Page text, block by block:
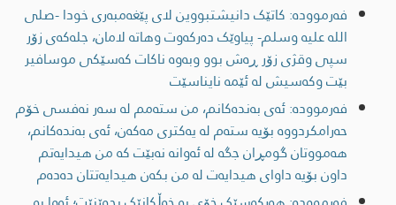
فەرموودە: کاتێک دانیشتبووین لای پێغەمبەری خودا -صلى
اللە علیە وسلم- پیاوێک دەرکەوت وهاتە لامان، جلەکەی زۆر
سپی وقژی زۆر ڕەش بوو وبەوە ناکات کەسێکی موسافیر
بێت وکەسیش لە ئێمە نایناسێت
فەرموودە: ئەی بەندەکانم، من ستەمم لە سەر نەفسی خۆم
حەرامکردووە بۆیە ستەم لە یەکتری مەکەن، ئەی بەندەکانم،
هەمووتان گومڕان جگە لە ئەوانە نەبێت کە من هیدایەتم
داون بۆیە داوای هیدایەت لە من بکەن هیدایەتتان دەدەم